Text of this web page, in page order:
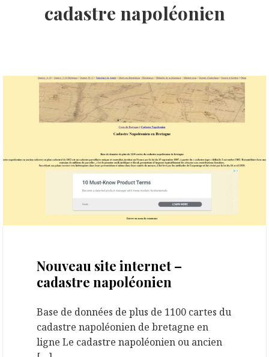
cadastre napoléonien
Nouveau site internet –
cadastre napoléonien
Base de données de plus de 1100 cartes du
cadastre napoléonien de bretagne en
ligne Le cadastre napoléonien ou ancien